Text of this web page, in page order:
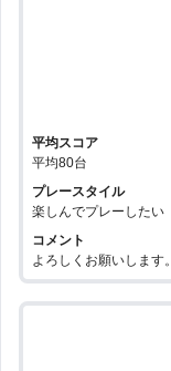
平均スコア
平均80台
プレースタイル
楽しんでプレーしたい
コメント
よろしくお願いします。